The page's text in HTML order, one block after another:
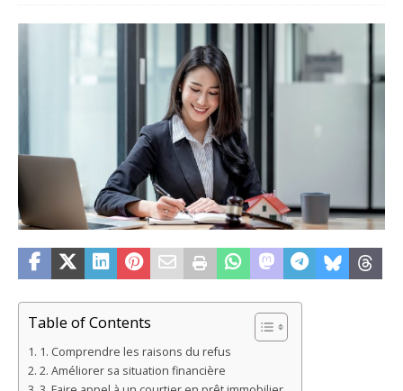
Table of Contents
1. Comprendre les raisons du refus
2. Améliorer sa situation financière